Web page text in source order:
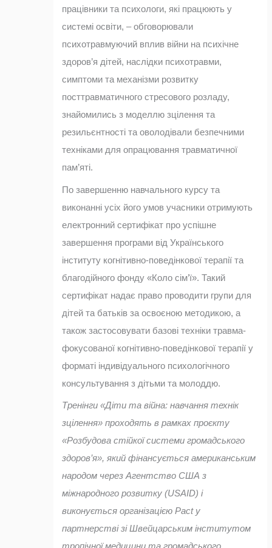
працівники та психологи, які працюють у
системі освіти, – обговорювали
психотравмуючий вплив війни на психічне
здоров’я дітей, наслідки психотравми,
симптоми та механізми розвитку
посттравматичного стресового розладу,
знайомились з моделлю зцілення та
резильєнтності та оволодівали безпечними
техніками для опрацювання травматичної
пам’яті.
По завершенню навчального курсу та
виконанні усіх його умов учасники отримують
електронний сертифікат про успішне
завершення програми від Українського
інституту когнітивно-поведінкової терапії та
благодійного фонду «Коло сім’ї». Такий
сертифікат надає право проводити групи для
дітей та батьків за освоєною методикою, а
також застосовувати базові техніки травма-
фокусованої когнітивно-поведінкової терапії у
форматі індивідуального психологічного
консультування з дітьми та молоддю.
Тренінги «Діти та війна: навчання технік
зцілення» проходять в рамках проєкту
«Розбудова стійкої системи громадського
здоров’я», який фінансується американським
народом через Агентство США з
міжнародного розвитку (USAID) і
виконується організацією Pact у
партнерстві зі Швейцарським інститутом